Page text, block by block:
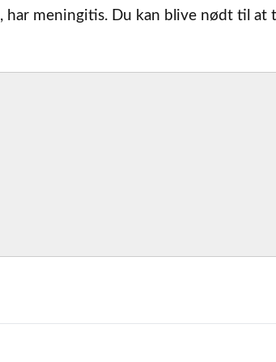
har meningitis. Du kan blive nødt til at